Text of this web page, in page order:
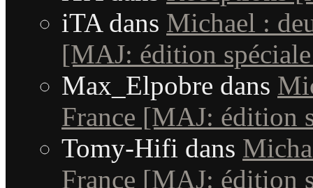
iTAdans Michael :
[MAJ: édition
Max_Elpobre dans
France [MAJ: édition
Tomy-Hifi dans
France [MAJ: édition